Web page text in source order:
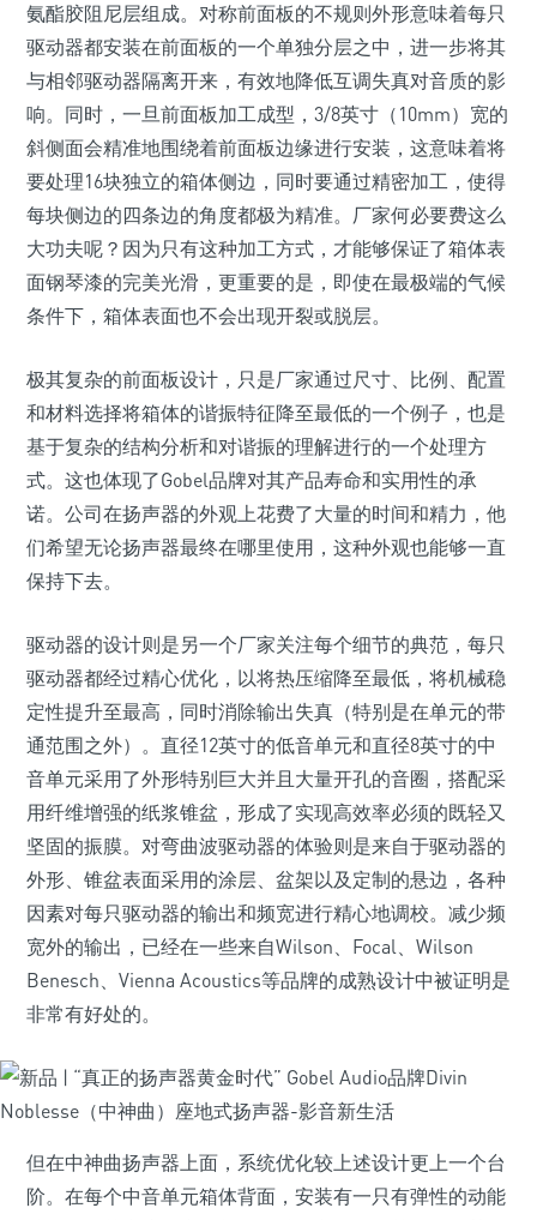
氨酯胶阻尼层组成。对称前面板的不规则外形意味着每只
驱动器都安装在前面板的一个单独分层之中，进一步将其
与相邻驱动器隔离开来，有效地降低互调失真对音质的影
响。同时，一旦前面板加工成型，3/8英寸（10mm）宽的
斜侧面会精准地围绕着前面板边缘进行安装，这意味着将
要处理16块独立的箱体侧边，同时要通过精密加工，使得
每块侧边的四条边的角度都极为精准。厂家何必要费这么
大功夫呢？因为只有这种加工方式，才能够保证了箱体表
面钢琴漆的完美光滑，更重要的是，即使在最极端的气候
条件下，箱体表面也不会出现开裂或脱层。
极其复杂的前面板设计，只是厂家通过尺寸、比例、配置
和材料选择将箱体的谐振特征降至最低的一个例子，也是
基于复杂的结构分析和对谐振的理解进行的一个处理方
式。这也体现了Gobel品牌对其产品寿命和实用性的承
诺。公司在扬声器的外观上花费了大量的时间和精力，他
们希望无论扬声器最终在哪里使用，这种外观也能够一直
保持下去。
驱动器的设计则是另一个厂家关注每个细节的典范，每只
驱动器都经过精心优化，以将热压缩降至最低，将机械稳
定性提升至最高，同时消除输出失真（特别是在单元的带
通范围之外）。直径12英寸的低音单元和直径8英寸的中
音单元采用了外形特别巨大并且大量开孔的音圈，搭配采
用纤维增强的纸浆锥盆，形成了实现高效率必须的既轻又
坚固的振膜。对弯曲波驱动器的体验则是来自于驱动器的
外形、锥盆表面采用的涂层、盆架以及定制的悬边，各种
因素对每只驱动器的输出和频宽进行精心地调校。减少频
宽外的输出，已经在一些来自Wilson、Focal、Wilson
Benesch、Vienna Acoustics等品牌的成熟设计中被证明是
非常有好处的。
但在中神曲扬声器上面，系统优化较上述设计更上一个台
阶。在每个中音单元箱体背面，安装有一只有弹性的动能